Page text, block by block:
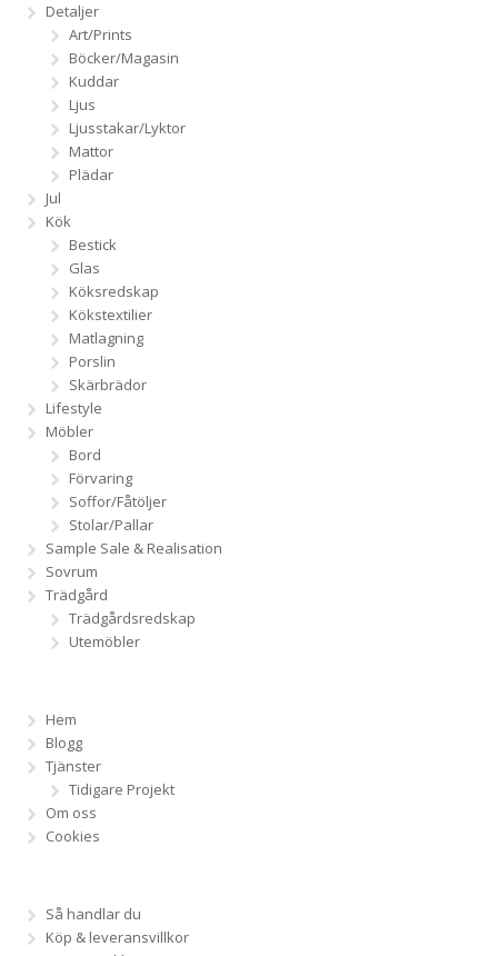
Detaljer
Art/Prints
Böcker/Magasin
Kuddar
Ljus
Ljusstakar/Lyktor
Mattor
Plädar
Jul
Kök
Bestick
Glas
Köksredskap
Kökstextilier
Matlagning
Porslin
Skärbrädor
Lifestyle
Möbler
Bord
Förvaring
Soffor/Fåtöljer
Stolar/Pallar
Sample Sale & Realisation
Sovrum
Trädgård
Trädgårdsredskap
Utemöbler
Hem
Blogg
Tjänster
Tidigare Projekt
Om oss
Cookies
Så handlar du
Köp & leveransvillkor